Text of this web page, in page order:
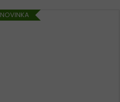
NOVINKA